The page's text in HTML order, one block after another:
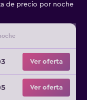
de precio por noche
Ver oferta
Ver oferta